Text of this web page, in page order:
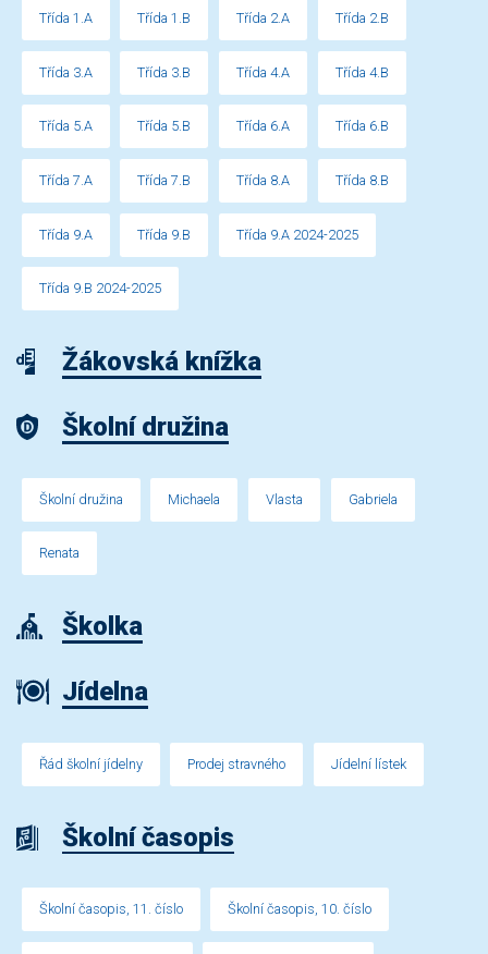
Třída 1.A Třída 1.B Třída 2.A Třída 2.B
Třída 3.A Třída 3.B Třída 4.A Třída 4.B
Třída 5.A Třída 5.B Třída 6.A Třída 6.B
Třída 7.A Třída 7.B Třída 8.A Třída 8.B
Třída 9.A Třída 9.B Třída 9.A 2024-2025
Třída 9.B 2024-2025
Žákovská knížka
Školní družina
Školní družina Michaela Vlasta Gabriela
Renata
Školka
Jídelna
Řád školní jídelny Prodej stravného Jídelní lístek
Školní časopis
Školní časopis, 11. číslo Školní časopis, 10. číslo